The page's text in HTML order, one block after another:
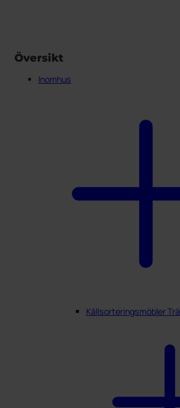
Översikt
Inomhus
Källsorteringsmöbler Trä